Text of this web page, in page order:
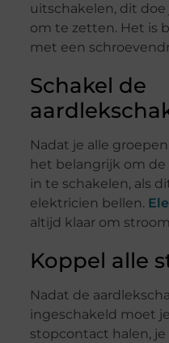
uitschakelen, dit doe
om te zetten. Het is
met een
Schakel de
Nadat je alle
het belangrijk om de
in te schakelen, als
elektricien bellen.
altijd klaar om
Koppel alle
Nadat de
ingeschakeld moet
stopcontact halen,